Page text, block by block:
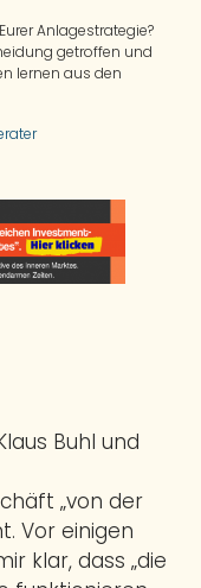
Anlagestrategie?
getroffen und
lernen aus den
Buhl und
„von der
Vor einigen
klar, dass „die